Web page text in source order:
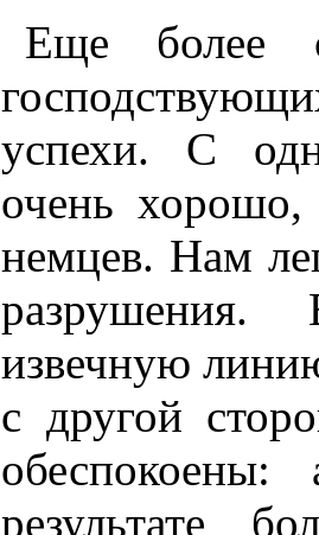
Еще более
успехи. С
очень хорошо,
немцев. Нам
извечную
с другой
результате